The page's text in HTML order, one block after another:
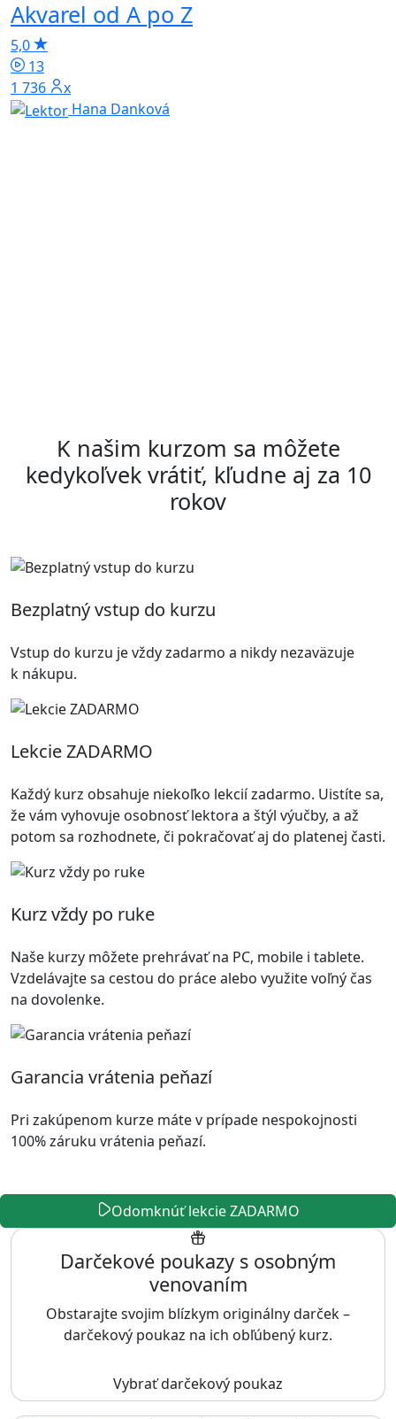
Akvarel od A po Z
5,0
13
1 736x
Hana Danková
K našim kurzom sa môžete
kedykoľvek vrátiť, kľudne aj za 10
rokov
Bezplatný vstup do kurzu
Vstup do kurzu je vždy zadarmo a nikdy nezaväzuje
k nákupu.
Lekcie ZADARMO
Každý kurz obsahuje niekoľko lekcií zadarmo. Uistíte sa,
že vám vyhovuje osobnosť lektora a štýl výučby, a až
potom sa rozhodnete, či pokračovať aj do platenej časti.
Kurz vždy po ruke
Naše kurzy môžete prehrávať na PC, mobile i tablete.
Vzdelávajte sa cestou do práce alebo využite voľný čas
na dovolenke.
Garancia vrátenia peňazí
Pri zakúpenom kurze máte v prípade nespokojnosti
100% záruku vrátenia peňazí.
Odomknúť lekcie ZADARMO
Darčekové poukazy s osobným
venovaním
Obstarajte svojim blízkym originálny darček –
darčekový poukaz na ich obľúbený kurz.
Vybrať darčekový poukaz